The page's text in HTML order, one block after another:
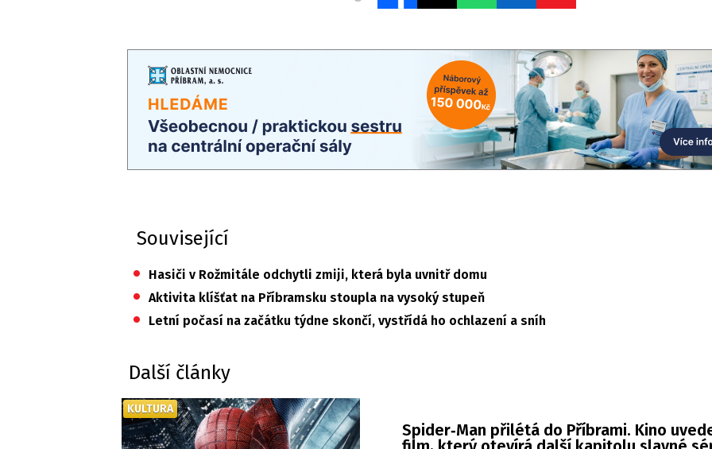
Související
• Hasiči v Rožmitále odchytli zmiji, která byla uvnitř domu
• Aktivita klíšťat na Příbramsku stoupla na vysoký stupeň
• Letní počasí na začátku týdne skončí, vystřídá ho ochlazení a sníh
Další články
Spider‑Man přilétá do Příbrami. Kino
KULTURA